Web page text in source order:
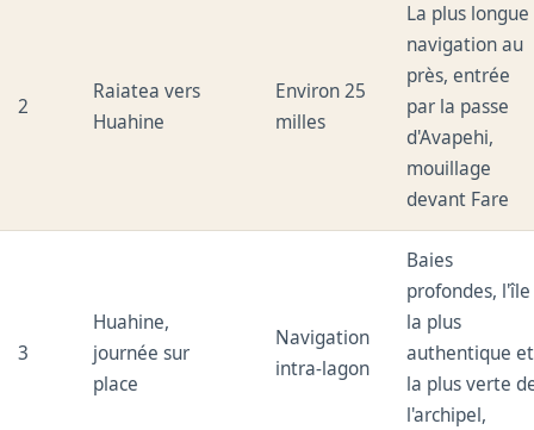
2
Raiatea vers
Huahine
Environ 25
milles
La plus longue
navigation au
près, entrée
par la passe
d'Avapehi,
mouillage
devant Fare
3
Huahine,
journée sur
place
Navigation
intra-lagon
Baies
profondes, l'île
la plus
authentique et
la plus verte
l'archipel,